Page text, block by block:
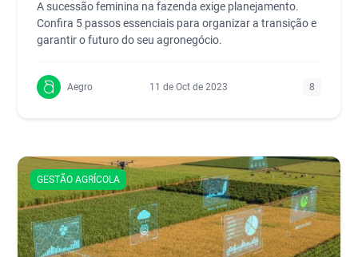
A sucessão feminina na fazenda exige planejamento.
Confira 5 passos essenciais para organizar a transição e
garantir o futuro do seu agronegócio.
Aegro 11 de Oct de 2023 8
GESTÃO AGRÍCOLA